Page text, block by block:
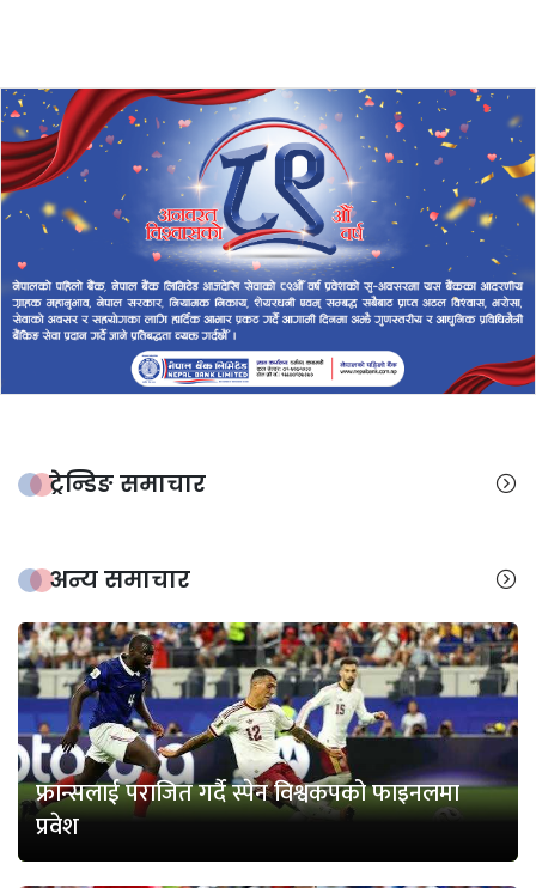
ट्रेन्डिङ समाचार
अन्य समाचार
फ्रान्सलाई पराजित गर्दै स्पेन विश्वकपको फाइनलमा
प्रवेश